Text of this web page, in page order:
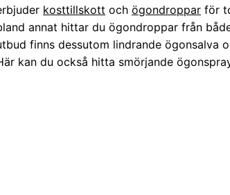
kosttillskott och ögondroppar för
annat hittar du ögondroppar från
finns dessutom lindrande ögonsalva
kan du också hitta smörjande